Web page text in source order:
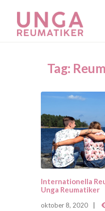
Tag:
Internationella
Unga Reumatiker
oktober 8, 2020